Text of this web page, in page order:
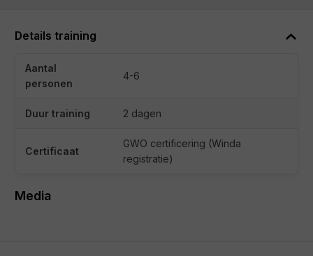
Nacelle-, Tower- en Basement-redding
Media
Details training
Aantal
personen
4-6
Duur training 2 dagen
Certificaat
GWO certificering (Winda
registratie)